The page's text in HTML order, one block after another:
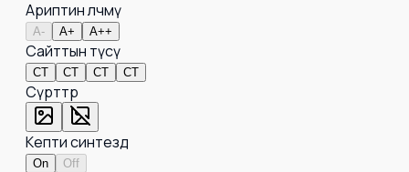
Ариптин өлчөмү
A- A+ A++
Сайттын түсү
СТ СТ СТ СТ
Сүрөттөр
Кепти синтездөө
On Off